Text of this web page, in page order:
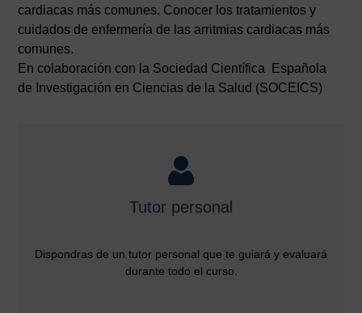
cardiacas más comunes. Conocer los tratamientos y
cuidados de enfermería de las arritmias cardiacas más
comunes.
En colaboración con la Sociedad Científica Española
de Investigación en Ciencias de la Salud (SOCEICS)
Tutor personal
Dispondras de un tutor personal que te guiará y evaluará
durante todo el curso.